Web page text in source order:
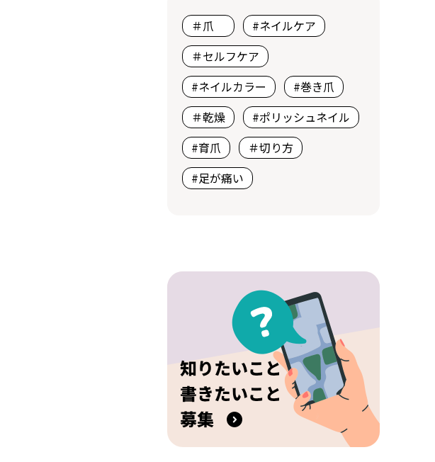
＃爪
#ネイルケア
＃セルフケア
#ネイルカラー
#巻き爪
＃乾燥
#ポリッシュネイル
#育爪
＃切り方
#足が痛い